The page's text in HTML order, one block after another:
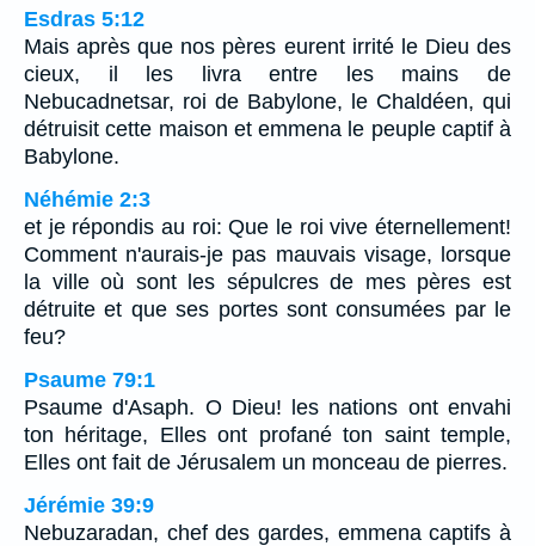
Esdras 5:12
Mais après que nos pères eurent irrité le Dieu des
cieux, il les livra entre les mains de
Nebucadnetsar, roi de Babylone, le Chaldéen, qui
détruisit cette maison et emmena le peuple captif à
Babylone.
Néhémie 2:3
et je répondis au roi: Que le roi vive éternellement!
Comment n'aurais-je pas mauvais visage, lorsque
la ville où sont les sépulcres de mes pères est
détruite et que ses portes sont consumées par le
feu?
Psaume 79:1
Psaume d'Asaph. O Dieu! les nations ont envahi
ton héritage, Elles ont profané ton saint temple,
Elles ont fait de Jérusalem un monceau de pierres.
Jérémie 39:9
Nebuzaradan, chef des gardes, emmena captifs à